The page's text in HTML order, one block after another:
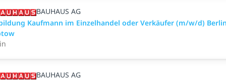
BAUHAUS AG
Kaufmann im Einzelhandel oder Verkäufer (m/w/d)
BAUHAUS AG